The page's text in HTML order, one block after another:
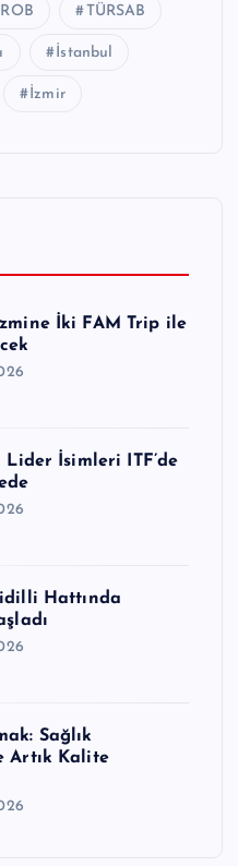
TÜRSAB
İstanbul
İzmir
İki FAM Trip ile
İsimleri ITF’de
Hattında
Sağlık
Artık Kalite